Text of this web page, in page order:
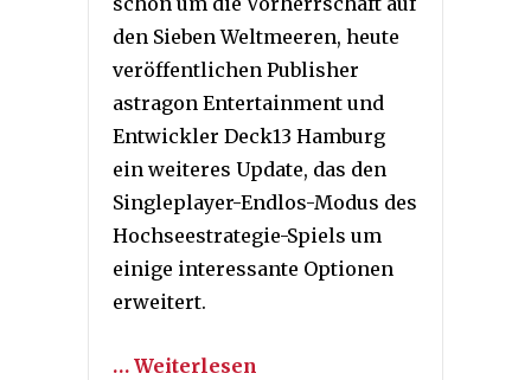
den Sieben Weltmeeren, heute
veröffentlichen Publisher
astragon Entertainment und
Entwickler Deck13 Hamburg
ein weiteres Update, das den
Singleplayer-Endlos-Modus des
Hochseestrategie-Spiels um
einige interessante Optionen
erweitert.
… Weiterlesen